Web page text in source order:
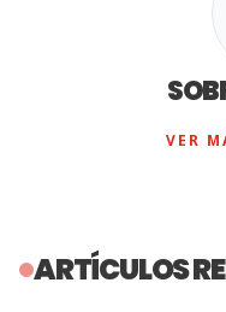
VER
ARTÍCULOS